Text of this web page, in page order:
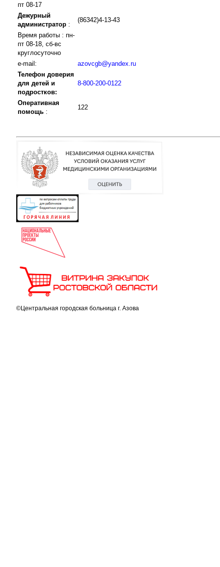
пт 08-17
Дежурный
администратор :
(86342)4-13-43
Время работы : пн-
пт 08-18, сб-вс
круглосуточно
e-mail:
azovcgb@yandex.ru
Телефон доверия
для детей и
подростков:
8-800-200-0122
Оперативная
помощь :
122
©Центральная городская больница г. Азова